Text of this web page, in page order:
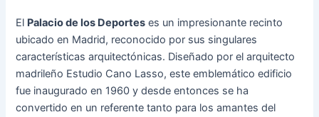
El Palacio de los Deportes es un impresionante recinto
ubicado en Madrid, reconocido por sus singulares
características arquitectónicas. Diseñado por el arquitecto
madrileño Estudio Cano Lasso, este emblemático edificio
fue inaugurado en 1960 y desde entonces se ha
convertido en un referente tanto para los amantes del